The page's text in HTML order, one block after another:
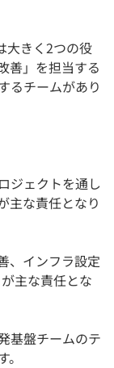
大きく2つの役
善」を担当する
るチームがあり
ジェクトを通し
主な責任となり
、インフラ設定
主な責任とな
基盤チームのテ